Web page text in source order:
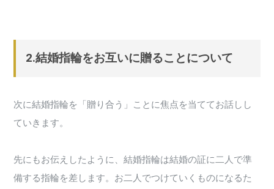
2.結婚指輪をお互いに贈ることについて
次に結婚指輪を「贈り合う」ことに焦点を当ててお話しし
ていきます。
先にもお伝えしたように、結婚指輪は結婚の証に二人で準
備する指輪を差します。お二人でつけていくものになるた